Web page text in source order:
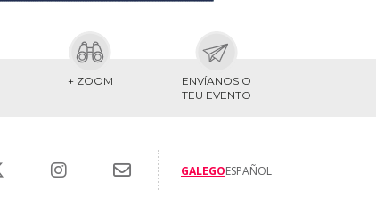
+ ZOOM
ENVÍANOS O
TEU EVENTO
GALEGOESPAÑOL